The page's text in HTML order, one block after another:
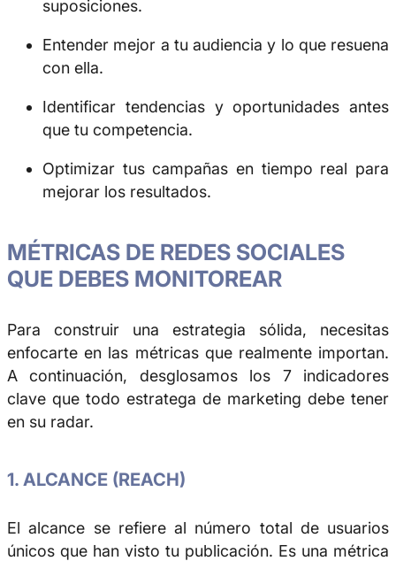
suposiciones.
Entender mejor a tu audiencia y lo que resuena
con ella.
Identificar tendencias y oportunidades antes
que tu competencia.
Optimizar tus campañas en tiempo real para
mejorar los resultados.
MÉTRICAS DE REDES SOCIALES
QUE DEBES MONITOREAR
Para construir una estrategia sólida, necesitas
enfocarte en las métricas que realmente importan.
A continuación, desglosamos los 7 indicadores
clave que todo estratega de marketing debe tener
en su radar.
1. ALCANCE (REACH)
El alcance se refiere al número total de usuarios
únicos que han visto tu publicación. Es una métrica